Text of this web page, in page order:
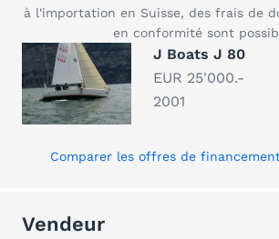
à l'importation en Suisse, des frais de
en conformité sont
J Boats J 80
EUR 25'000.-
2001
Comparer les offres de
Vendeur